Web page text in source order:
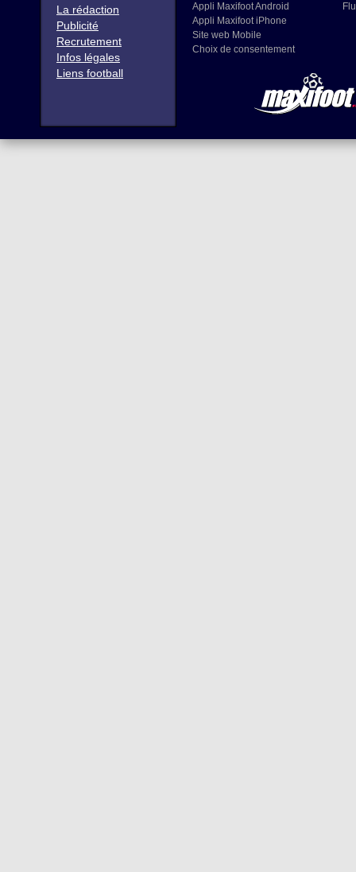
La rédaction
Publicité
Recrutement
Infos légales
Liens football
Appli Maxifoot Android
Appli Maxifoot iPhone
Site web Mobile
Choix de consentement